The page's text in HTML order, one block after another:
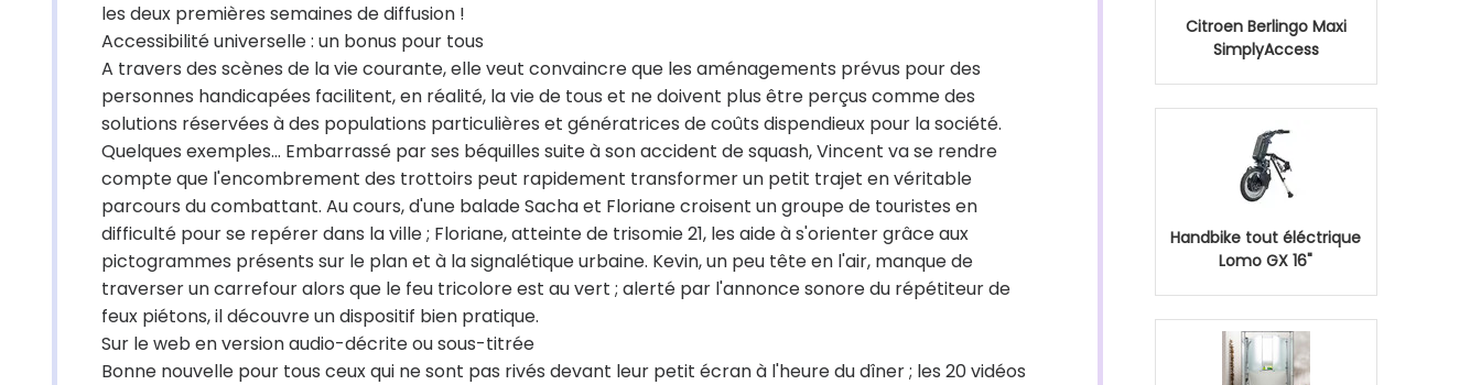
les deux premières semaines de diffusion !
Accessibilité universelle : un bonus pour tous
A travers des scènes de la vie courante, elle veut convaincre que les aménagements prévus pour des
personnes handicapées facilitent, en réalité, la vie de tous et ne doivent plus être perçus comme des
solutions réservées à des populations particulières et génératrices de coûts dispendieux pour la société.
Quelques exemples… Embarrassé par ses béquilles suite à son accident de squash, Vincent va se rendre
compte que l'encombrement des trottoirs peut rapidement transformer un petit trajet en véritable
parcours du combattant. Au cours, d'une balade Sacha et Floriane croisent un groupe de touristes en
difficulté pour se repérer dans la ville ; Floriane, atteinte de trisomie 21, les aide à s'orienter grâce aux
pictogrammes présents sur le plan et à la signalétique urbaine. Kevin, un peu tête en l'air, manque de
traverser un carrefour alors que le feu tricolore est au vert ; alerté par l'annonce sonore du répétiteur de
feux piétons, il découvre un dispositif bien pratique.
Sur le web en version audio-décrite ou sous-titrée
Bonne nouvelle pour tous ceux qui ne sont pas rivés devant leur petit écran à l'heure du dîner ; les 20 vidéos
Citroen Berlingo Maxi
SimplyAccess
Handbike tout éléctrique
Lomo GX 16"